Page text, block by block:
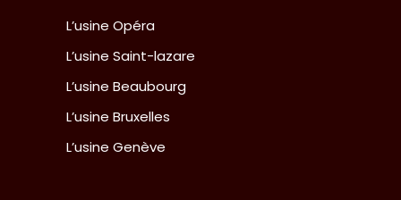
L’usine Opéra
L’usine Saint-lazare
L’usine Beaubourg
L’usine Bruxelles
L’usine Genève